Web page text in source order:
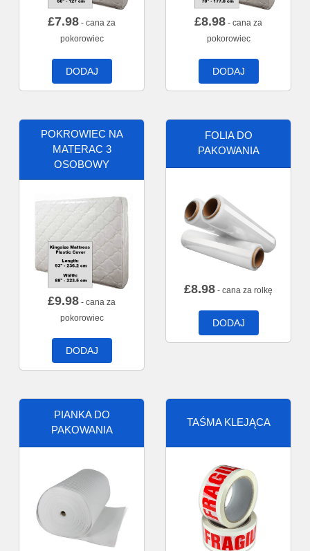
£7.98 - cana za
pokorowiec
DODAJ
£8.98 - cana za
pokorowiec
DODAJ
POKROWIEC NA
MATERAC 3
OSOBOWY
£9.98 - cana za
pokorowiec
DODAJ
FOLIA DO
PAKOWANIA
£8.98 - cana za rolkę
DODAJ
PIANKA DO
PAKOWANIA
TAŚMA KLEJĄCA